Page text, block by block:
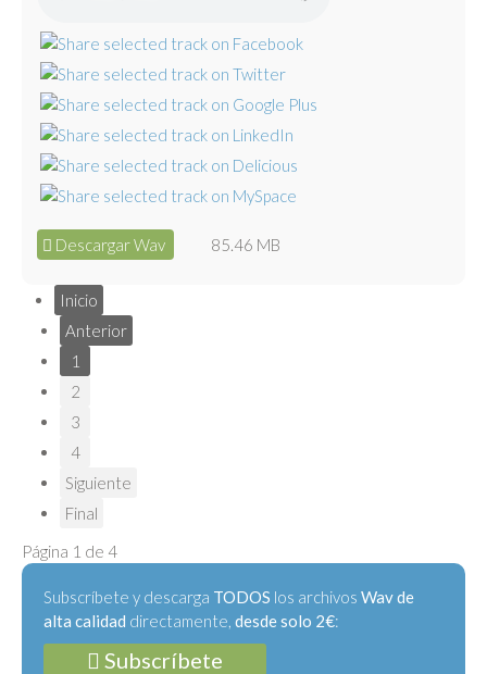
Descargar Wav 85.46 MB
Inicio
Anterior
1
2
3
4
Siguiente
Final
Página 1 de 4
Subscríbete y descarga TODOS los archivos Wav de
alta calidad directamente, desde solo 2€:
Subscríbete